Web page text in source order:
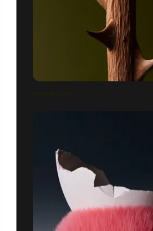
INVISIBLE LIFE